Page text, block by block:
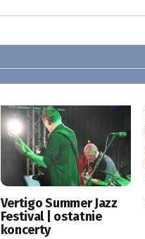
Vertigo Summer Jazz
Festival | ostatnie
koncerty